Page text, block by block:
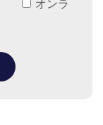
オンラ